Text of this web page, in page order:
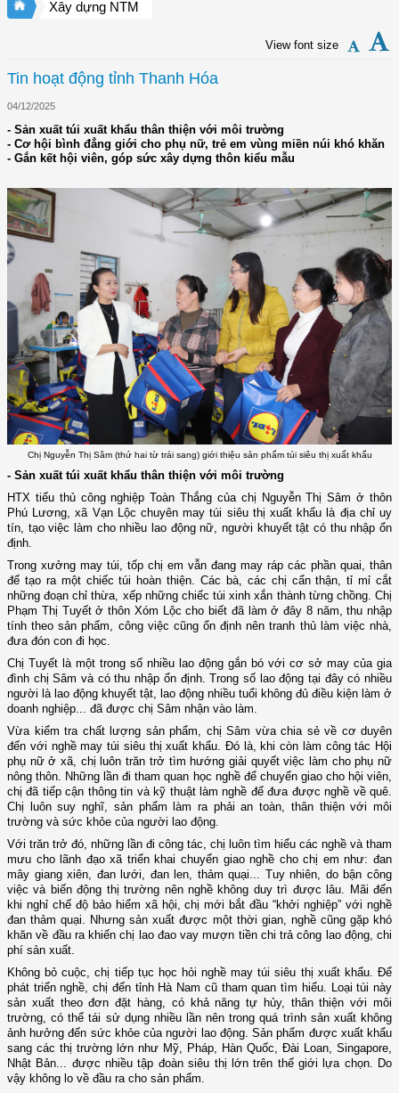
Xây dựng NTM
View font size
Tin hoạt động tỉnh Thanh Hóa
04/12/2025
- Sản xuất túi xuất khẩu thân thiện với môi trường
- Cơ hội bình đẳng giới cho phụ nữ, trẻ em vùng miền núi khó khăn
- Gắn kết hội viên, góp sức xây dựng thôn kiểu mẫu
Chị Nguyễn Thị Sâm (thứ hai từ trái sang) giới thiệu sản phẩm túi siêu thị xuất khẩu
- Sản xuất túi xuất khẩu thân thiện với môi trường
HTX tiểu thủ công nghiệp Toàn Thắng của chị Nguyễn Thị Sâm ở thôn
Phú Lương, xã Vạn Lộc chuyên may túi siêu thị xuất khẩu là địa chỉ uy
tín, tạo việc làm cho nhiều lao động nữ, người khuyết tật có thu nhập ổn
định.
Trong xưởng may túi, tốp chị em vẫn đang may ráp các phần quai, thân
để tạo ra một chiếc túi hoàn thiện. Các bà, các chị cẩn thận, tỉ mỉ cắt
những đoạn chỉ thừa, xếp những chiếc túi xinh xắn thành từng chồng. Chị
Phạm Thị Tuyết ở thôn Xóm Lộc cho biết đã làm ở đây 8 năm, thu nhập
tính theo sản phẩm, công việc cũng ổn định nên tranh thủ làm việc nhà,
đưa đón con đi học.
Chị Tuyết là một trong số nhiều lao động gắn bó với cơ sở may của gia
đình chị Sâm và có thu nhập ổn định. Trong số lao động tại đây có nhiều
người là lao động khuyết tật, lao động nhiều tuổi không đủ điều kiện làm ở
doanh nghiệp... đã được chị Sâm nhận vào làm.
Vừa kiểm tra chất lượng sản phẩm, chị Sâm vừa chia sẻ về cơ duyên
đến với nghề may túi siêu thị xuất khẩu. Đó là, khi còn làm công tác Hội
phụ nữ ở xã, chị luôn trăn trở tìm hướng giải quyết việc làm cho phụ nữ
nông thôn. Những lần đi tham quan học nghề để chuyển giao cho hội viên,
chị đã tiếp cận thông tin và kỹ thuật làm nghề để đưa được nghề về quê.
Chị luôn suy nghĩ, sản phẩm làm ra phải an toàn, thân thiện với môi
trường và sức khỏe của người lao động.
Với trăn trở đó, những lần đi công tác, chị luôn tìm hiểu các nghề và tham
mưu cho lãnh đạo xã triển khai chuyển giao nghề cho chị em như: đan
mây giang xiên, đan lưới, đan len, thảm quại... Tuy nhiên, do bận công
việc và biến động thị trường nên nghề không duy trì được lâu. Mãi đến
khi nghỉ chế độ bảo hiểm xã hội, chị mới bắt đầu “khởi nghiệp” với nghề
đan thảm quại. Nhưng sản xuất được một thời gian, nghề cũng gặp khó
khăn về đầu ra khiến chị lao đao vay mượn tiền chi trả công lao động, chi
phí sản xuất.
Không bỏ cuộc, chị tiếp tục học hỏi nghề may túi siêu thị xuất khẩu. Để
phát triển nghề, chị đến tỉnh Hà Nam cũ tham quan tìm hiểu. Loại túi này
sản xuất theo đơn đặt hàng, có khả năng tự hủy, thân thiện với môi
trường, có thể tái sử dụng nhiều lần nên trong quá trình sản xuất không
ảnh hưởng đến sức khỏe của người lao động. Sản phẩm được xuất khẩu
sang các thị trường lớn như Mỹ, Pháp, Hàn Quốc, Đài Loan, Singapore,
Nhật Bản... được nhiều tập đoàn siêu thị lớn trên thế giới lựa chọn. Do
vậy không lo về đầu ra cho sản phẩm.